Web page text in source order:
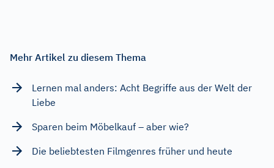
Mehr Artikel zu diesem Thema
Lernen mal anders: Acht Begriffe aus der Welt der
Liebe
Sparen beim Möbelkauf – aber wie?
Die beliebtesten Filmgenres früher und heute